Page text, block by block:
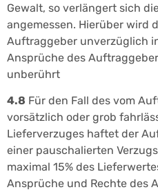
Gewalt, so verlängert sich
angemessen. Hierüber wird
Auftraggeber unverzüglich
Ansprüche des
unberührt
4.8 Für den Fall des vom
vorsätzlich oder grob
Lieferverzuges haftet der
einer pauschalierten
maximal 15% des
Ansprüche und Rechte des